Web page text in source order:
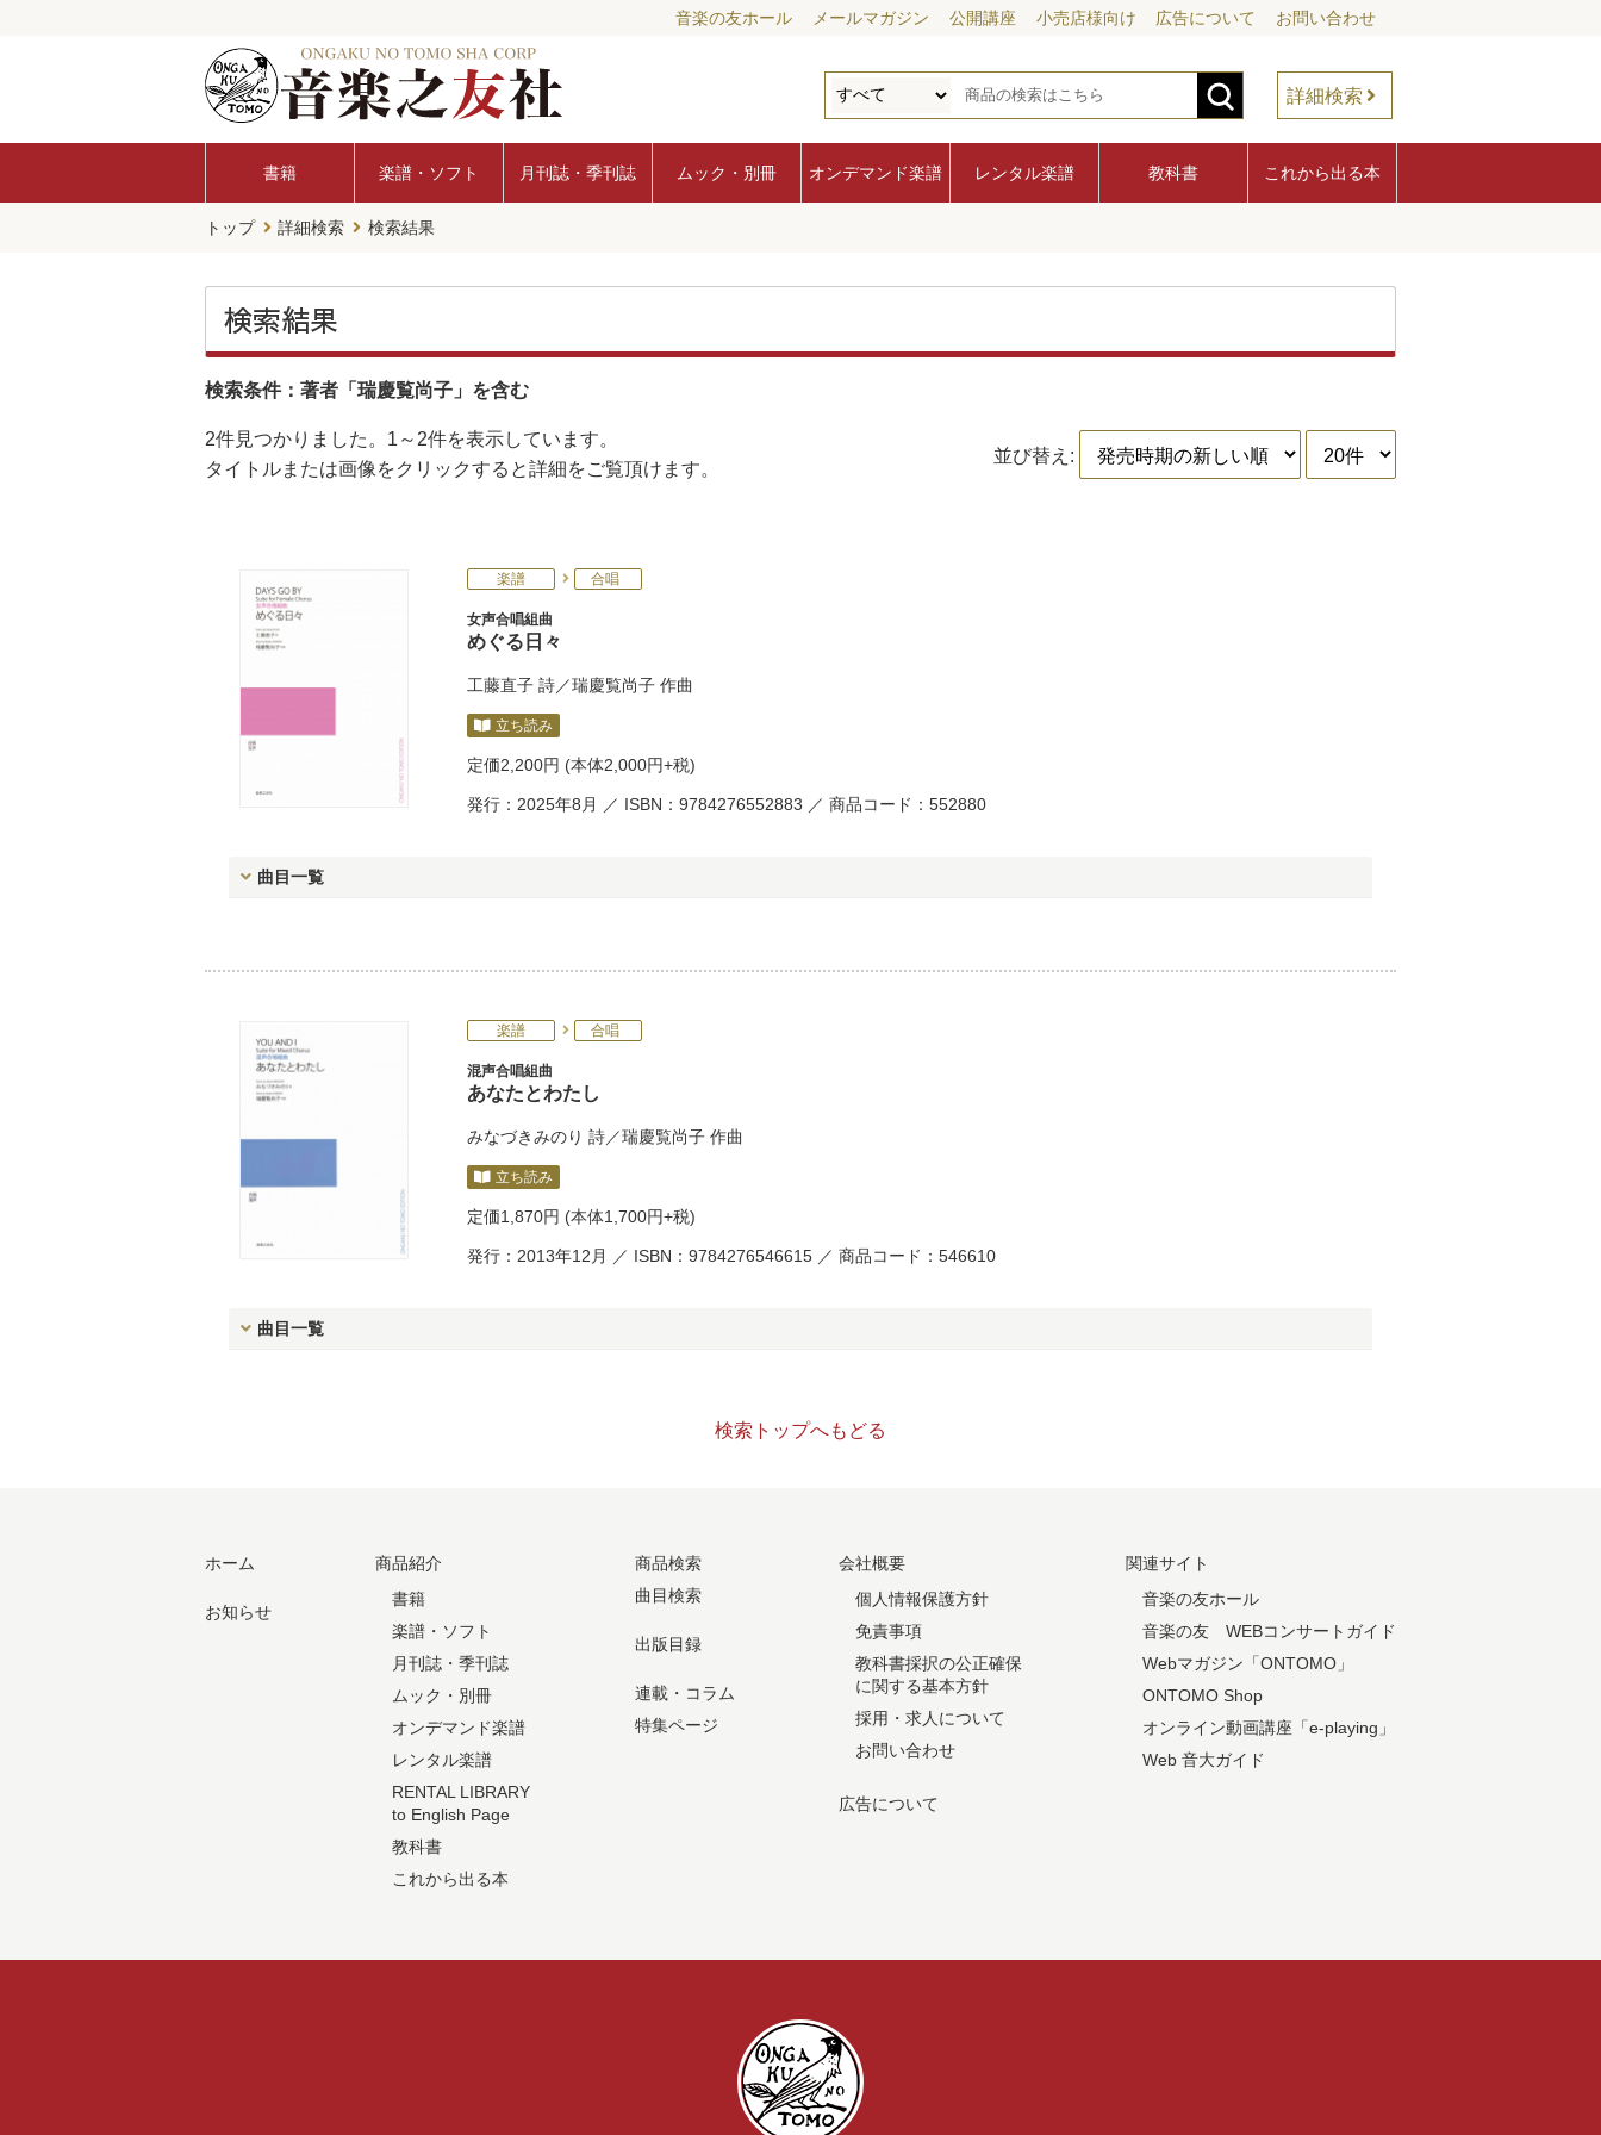
音楽の友ホール メールマガジン 公開講座 小売店様向け 広告について お問い合わせ
詳細検索
書籍 楽譜・ソフト 月刊誌・季刊誌 ムック・別冊 オンデマンド楽譜 レンタル楽譜 教科書 これから出る本
トップ 詳細検索 検索結果
検索結果
検索条件：著者「瑞慶覧尚子」を含む
2件見つかりました。 1～2件を表示しています。
タイトルまたは画像をクリックすると詳細をご覧頂けます。
並び替え:
楽譜 合唱
女声合唱組曲
めぐる日々
工藤直子 詩／瑞慶覧尚子 作曲
立ち読み
定価2,200円 (本体2,000円+税)
発行：2025年8月 ／ ISBN：9784276552883 ／ 商品コード：552880
曲目一覧
楽譜 合唱
混声合唱組曲
あなたとわたし
みなづきみのり 詩／瑞慶覧尚子 作曲
立ち読み
定価1,870円 (本体1,700円+税)
発行：2013年12月 ／ ISBN：9784276546615 ／ 商品コード：546610
曲目一覧
検索トップへもどる
ホーム
お知らせ
商品紹介
書籍
楽譜・ソフト
月刊誌・季刊誌
ムック・別冊
オンデマンド楽譜
レンタル楽譜
RENTAL LIBRARY
to English Page
教科書
これから出る本
商品検索
曲目検索
出版目録
連載・コラム
特集ページ
会社概要
個人情報保護方針
免責事項
教科書採択の公正確保
に関する基本方針
採用・求人について
お問い合わせ
広告について
関連サイト
音楽の友ホール
音楽の友 WEBコンサートガイド
Webマガジン「ONTOMO」
ONTOMO Shop
オンライン動画講座「e-playing」
Web 音大ガイド